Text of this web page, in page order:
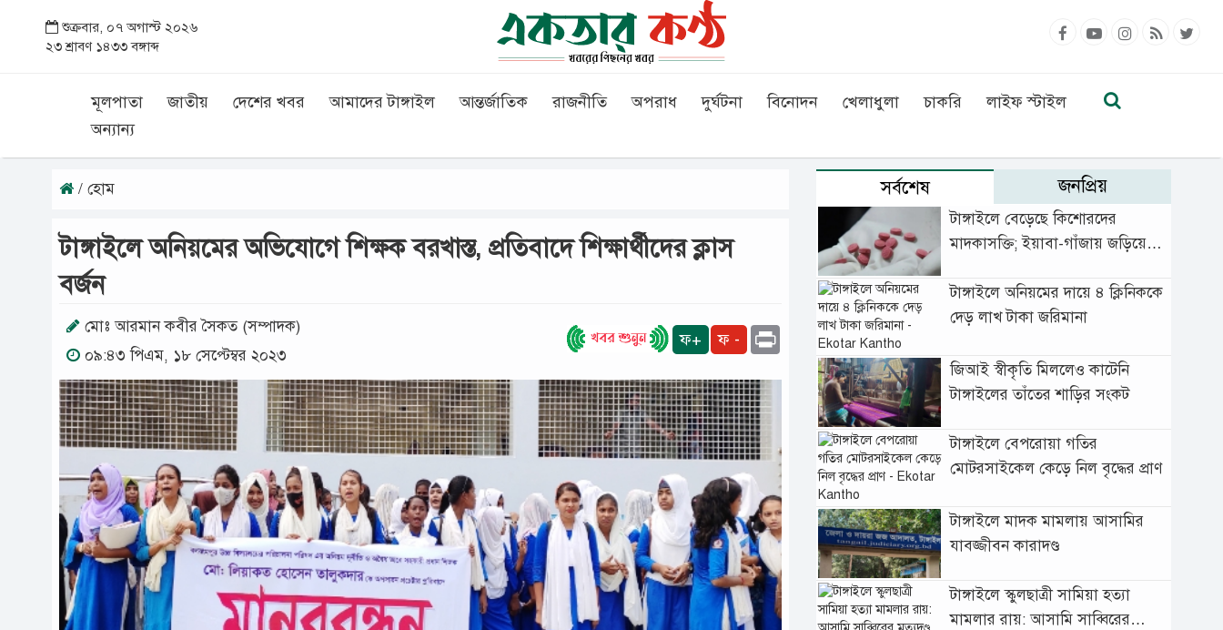
শুক্রবার, ০৭ অগাস্ট ২০২৬
২৩ শ্রাবণ ১৪৩৩ বঙ্গাব্দ
মূলপাতা জাতীয় দেশের খবর আমাদের টাঙ্গাইল আন্তর্জাতিক রাজনীতি অপরাধ দুর্ঘটনা বিনোদন খেলাধুলা চাকরি
লাইফ স্টাইল
অন্যান্য
/ হোম
টাঙ্গাইলে অনিয়মের অভিযোগে শিক্ষক বরখাস্ত, প্রতিবাদে শিক্ষার্থীদের ক্লাস
বর্জন
মোঃ আরমান কবীর সৈকত (সম্পাদক)
০৯:৪৩ পিএম, ১৮ সেপ্টেম্বর ২০২৩
ফ+ ফ - Print
সর্বশেষ জনপ্রিয়
টাঙ্গাইলে বেড়েছে কিশোরদের
মাদকাসক্তি; ইয়াবা-গাঁজায় জড়িয়ে
টাঙ্গাইলে অনিয়মের দায়ে ৪ ক্লিনিককে
দেড় লাখ টাকা জরিমানা
জিআই স্বীকৃতি মিললেও কাটেনি
টাঙ্গাইলের তাঁতের শাড়ির সংকট
টাঙ্গাইলে বেপরোয়া গতির
মোটরসাইকেল কেড়ে নিল বৃদ্ধের প্রাণ
টাঙ্গাইলে মাদক মামলায় আসামির
যাবজ্জীবন কারাদণ্ড
টাঙ্গাইলে স্কুলছাত্রী সামিয়া হত্যা
মামলার রায়: আসামি সাব্বিরের